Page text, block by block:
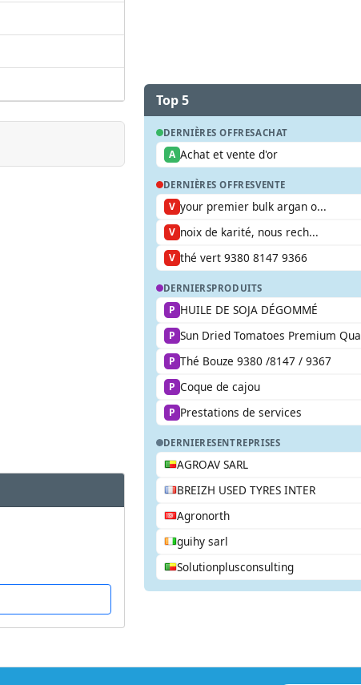
Top 5
DERNIÈRES OFFRESACHAT
A Achat et vente d'or
DERNIÈRES OFFRESVENTE
V your premier bulk argan o...
V noix de karité, nous rech...
V thé vert 9380 8147 9366
DERNIERSPRODUITS
P HUILE DE SOJA DÉGOMMÉ
P Sun Dried Tomatoes Premium Qua
P Thé Bouze 9380 /8147 / 9367
P Coque de cajou
P Prestations de services
DERNIERESENTREPRISES
AGROAV SARL
BREIZH USED TYRES INTER
Agronorth
guihy sarl
Solutionplusconsulting